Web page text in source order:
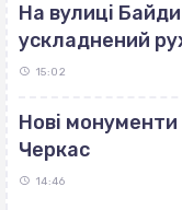
На вулиці
ускладнений
15:02
Нові монументи
Черкас
14:46